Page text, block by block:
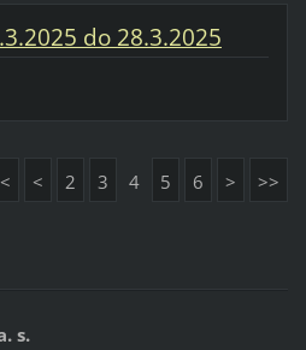
do 28.3.2025
< 2 3 4 5 6 > >>
s.